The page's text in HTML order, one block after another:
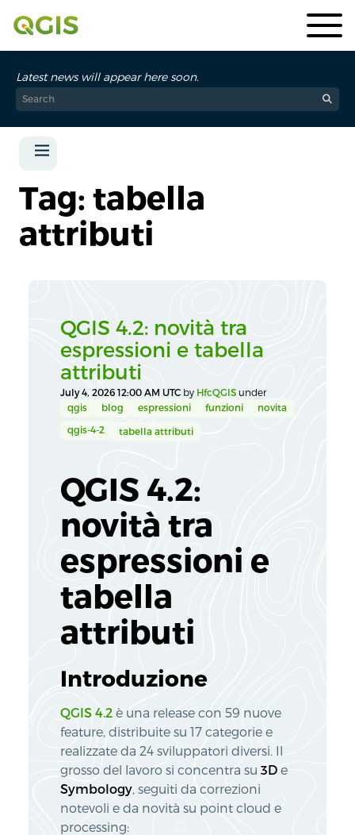
Latest news will appear here soon.
Tag: tabella
attributi
QGIS 4.2: novità tra
espressioni e tabella
attributi
July 4, 2026 12:00 AM UTC by HfcQGIS under
qgis
blog espressioni funzioni novita
qgis-4-2 tabella attributi
QGIS 4.2:
novità tra
espressioni e
tabella
attributi
Introduzione
QGIS 4.2 è una release con 59 nuove
feature, distribuite su 17 categorie e
realizzate da 24 sviluppatori diversi. Il
grosso del lavoro si concentra su 3D e
Symbology , seguiti da correzioni
notevoli e da novità su point cloud e
processing: